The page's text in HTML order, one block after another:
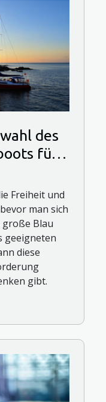
des
für
Freiheit und
man sich
große Blau
geeigneten
diese
gibt.